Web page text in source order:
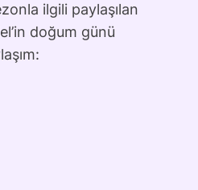
ilgili paylaşılan
doğum günü